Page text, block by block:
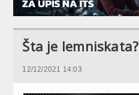
Šta je lemniskata?
12/12/2021 14:03